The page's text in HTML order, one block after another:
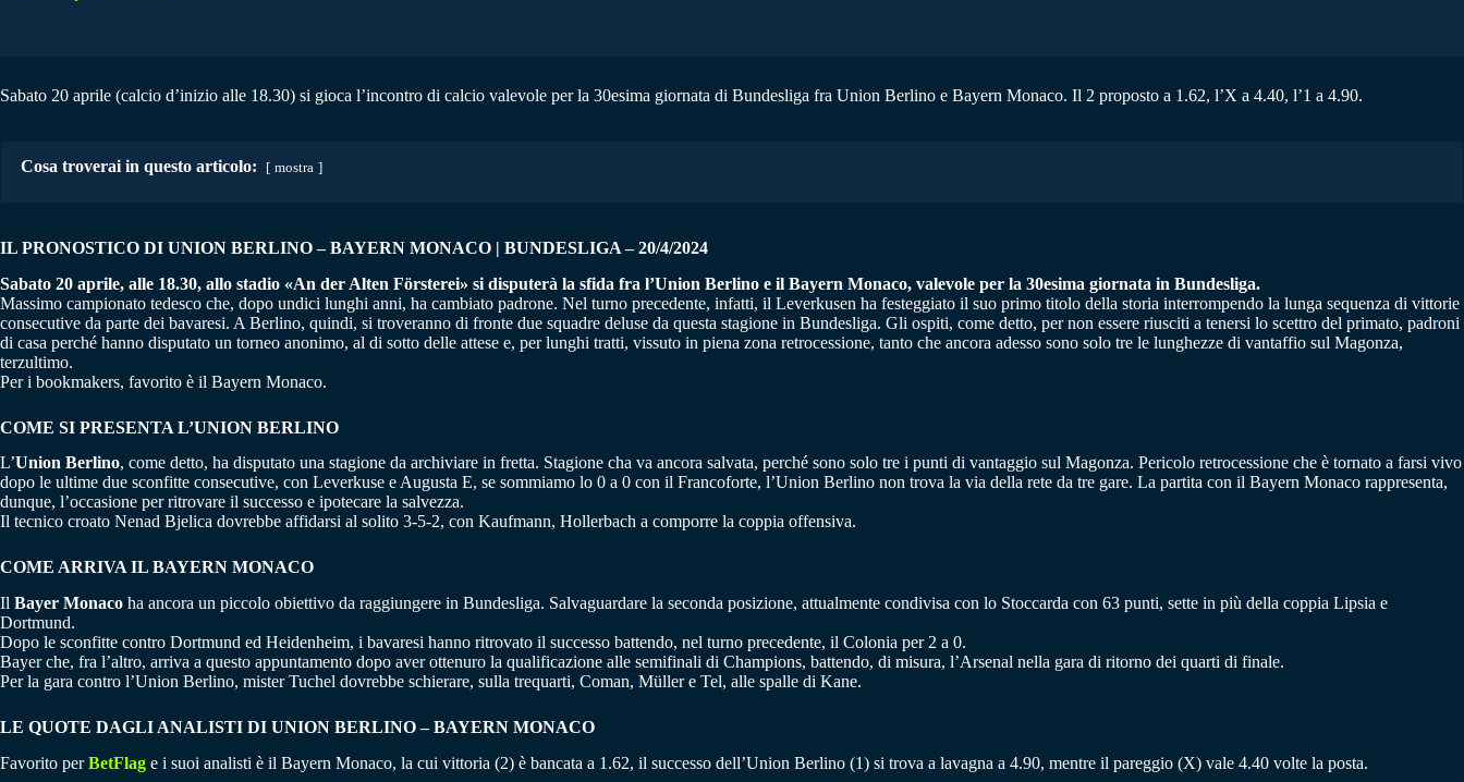
Sabato 20 aprile (calcio d’inizio alle 18.30) si gioca l’incontro di calcio valevole per la 30esima giornata di Bundesliga fra Union Berlino e Bayern Monaco. Il 2 proposto a 1.62, l’X a 4.40, l’1 a 4.90.
Cosa troverai in questo articolo: mostra
IL PRONOSTICO DI UNION BERLINO – BAYERN MONACO | BUNDESLIGA – 20/4/2024
Sabato 20 aprile, alle 18.30, allo stadio «An der Alten Försterei» si disputerà la sfida fra l’Union Berlino e il Bayern Monaco, valevole per la 30esima giornata in Bundesliga.
Massimo campionato tedesco che, dopo undici lunghi anni, ha cambiato padrone. Nel turno precedente, infatti, il Leverkusen ha festeggiato il suo primo titolo della storia interrompendo la lunga sequenza di vittorie
consecutive da parte dei bavaresi. A Berlino, quindi, si troveranno di fronte due squadre deluse da questa stagione in Bundesliga. Gli ospiti, come detto, per non essere riusciti a tenersi lo scettro del primato, padroni
di casa perché hanno disputato un torneo anonimo, al di sotto delle attese e, per lunghi tratti, vissuto in piena zona retrocessione, tanto che ancora adesso sono solo tre le lunghezze di vantaffio sul Magonza,
terzultimo.
Per i bookmakers, favorito è il Bayern Monaco.
COME SI PRESENTA L’UNION BERLINO
L’Union Berlino, come detto, ha disputato una stagione da archiviare in fretta. Stagione cha va ancora salvata, perché sono solo tre i punti di vantaggio sul Magonza. Pericolo retrocessione che è tornato a farsi vivo
dopo le ultime due sconfitte consecutive, con Leverkuse e Augusta E, se sommiamo lo 0 a 0 con il Francoforte, l’Union Berlino non trova la via della rete da tre gare. La partita con il Bayern Monaco rappresenta,
dunque, l’occasione per ritrovare il successo e ipotecare la salvezza.
Il tecnico croato Nenad Bjelica dovrebbe affidarsi al solito 3-5-2, con Kaufmann, Hollerbach a comporre la coppia offensiva.
COME ARRIVA IL BAYERN MONACO
Il Bayer Monaco ha ancora un piccolo obiettivo da raggiungere in Bundesliga. Salvaguardare la seconda posizione, attualmente condivisa con lo Stoccarda con 63 punti, sette in più della coppia Lipsia e
Dortmund.
Dopo le sconfitte contro Dortmund ed Heidenheim, i bavaresi hanno ritrovato il successo battendo, nel turno precedente, il Colonia per 2 a 0.
Bayer che, fra l’altro, arriva a questo appuntamento dopo aver ottenuro la qualificazione alle semifinali di Champions, battendo, di misura, l’Arsenal nella gara di ritorno dei quarti di finale.
Per la gara contro l’Union Berlino, mister Tuchel dovrebbe schierare, sulla trequarti, Coman, Müller e Tel, alle spalle di Kane.
LE QUOTE DAGLI ANALISTI DI UNION BERLINO – BAYERN MONACO
Favorito perBetFlag e i suoi analisti è il Bayern Monaco, la cui vittoria (2) è bancata a 1.62, il successo dell’Union Berlino (1) si trova a lavagna a 4.90, mentre il pareggio (X) vale 4.40 volte la posta.